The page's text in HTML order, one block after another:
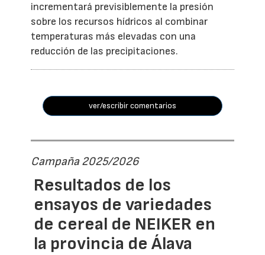
incrementará previsiblemente la presión
sobre los recursos hídricos al combinar
temperaturas más elevadas con una
reducción de las precipitaciones.
ver/escribir comentarios
Campaña 2025/2026
Resultados de los
ensayos de variedades
de cereal de NEIKER en
la provincia de Álava